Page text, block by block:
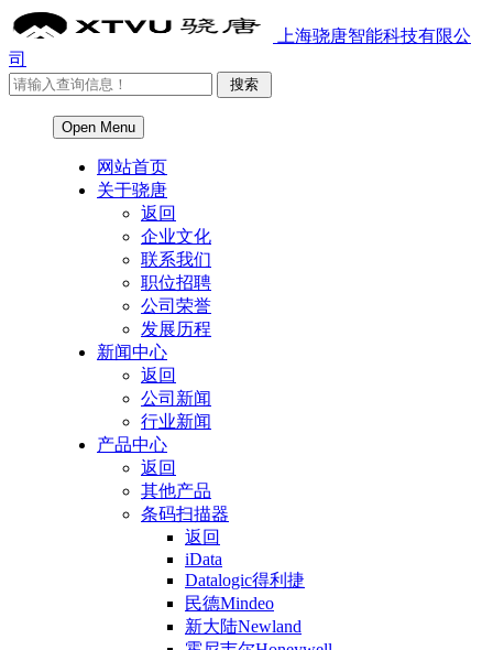
上海骁唐智能科技有限公
司
Open Menu
网站首页
关于骁唐
返回
企业文化
联系我们
职位招聘
公司荣誉
发展历程
新闻中心
返回
公司新闻
行业新闻
产品中心
返回
其他产品
条码扫描器
返回
iData
Datalogic得利捷
民德Mindeo
新大陆Newland